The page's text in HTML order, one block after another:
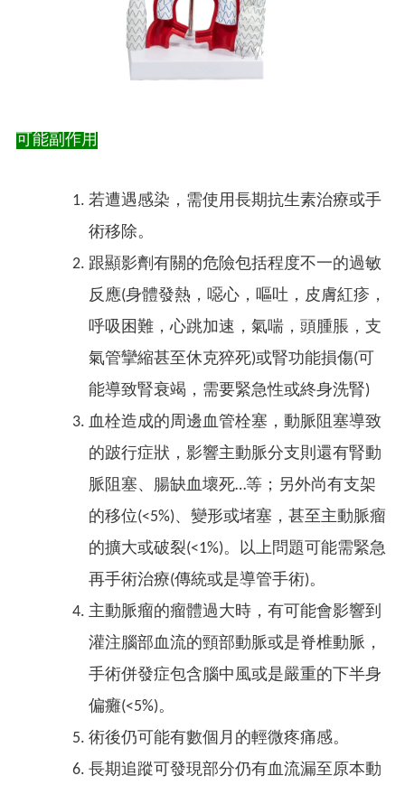
可能副作用
若遭遇感染，需使用長期抗生素治療或手
術移除。
跟顯影劑有關的危險包括程度不一的過敏
反應(身體發熱，噁心，嘔吐，皮膚紅疹，
呼吸困難，心跳加速，氣喘，頭腫脹，支
氣管攣縮甚至休克猝死)或腎功能損傷(可
能導致腎衰竭，需要緊急性或終身洗腎)
血栓造成的周邊血管栓塞，動脈阻塞導致
的跛行症狀，影響主動脈分支則還有腎動
脈阻塞、腸缺血壞死…等；另外尚有支架
的移位(<5%)、變形或堵塞，甚至主動脈瘤
的擴大或破裂(<1%)。以上問題可能需緊急
再手術治療(傳統或是導管手術)。
主動脈瘤的瘤體過大時，有可能會影響到
灌注腦部血流的頸部動脈或是脊椎動脈，
手術併發症包含腦中風或是嚴重的下半身
偏癱(<5%)。
術後仍可能有數個月的輕微疼痛感。
長期追蹤可發現部分仍有血流漏至原本動